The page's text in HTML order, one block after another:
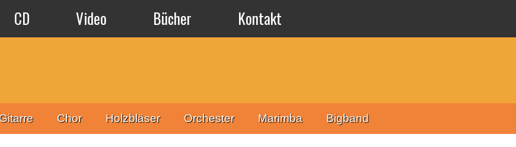
CD Video Bücher Kontakt
Gitarre Chor Holzbläser Orchester Marimba Bigband